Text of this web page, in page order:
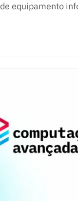
equipamento